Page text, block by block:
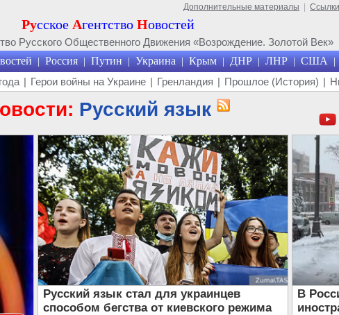
Дополнительные материалы Ссылки
Русское Агентство Новостей
Русского Общественного Движения «Возрождение. Золотой Век»
| Россия | Путин | Украина | Крым | ДНР | ЛНР | США |
| Герои войны на Украине | Гренландия | Прошлое (История) |
Русский язык
Русский язык стал для украинцев
способом бегства от киевского режима
В